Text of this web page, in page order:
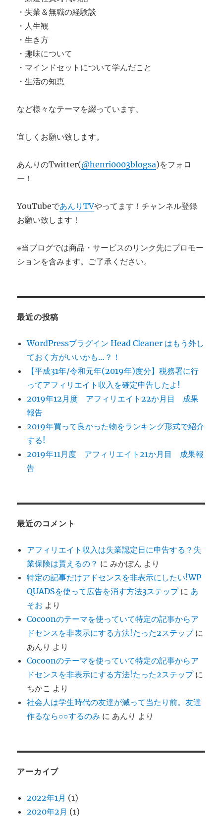
・失業＆無職の経験談
・人生観
・生き方
・趣味について
・マインドセットについて学んだこと
・生活の知恵
など様々なテーマを綴っています。
宜しくお願い致します。
あんりのTwitter(@henri0003blogsa)をフォロ
ー！
YouTubeであんりTVやってます！チャンネル登録
お願い致します！
※当ブログでは商品・サービスのリンク先にプロモー
ションを含みます。ご了承ください。
最近の投稿
WordPressプラグイン Head Cleaner はもう外し
ておく方がいいかも…？！
【平成31年/令和元年(2019年)度分】税務署に行
ってアフィリエイト収入を確定申告したよ!
2019年12月度 アフィリエイト22か月目 成果
報告
2019年買って良かった物をランキング形式で紹介
する!
2019年11月度 アフィリエイト21か月目 成果報
告
最近のコメント
アフィリエイト収入は失業認定日に申告する？失
業保険は貰えるの？ にみかぽん より
特定の記事だけアドセンスを非表示にしたい!WP
QUADSを使って広告を消す方法3ステップに あ
そお より
Cocoonのテーマを使っていて特定の記事からア
ドセンスを非表示にする方法!たった2ステップに
あんり より
Cocoonのテーマを使っていて特定の記事からア
ドセンスを非表示にする方法!たった2ステップに
ちかこ より
社会人は学生時代の友達が減って当たり前。友達
作るなら○○するのみ に あんり より
アーカイブ
2022年1月 (1)
2020年2月 (1)